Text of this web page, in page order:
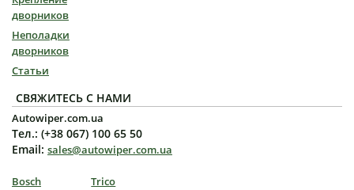
дворников
Неполадки
дворников
Статьи
СВЯЖИТЕСЬ С НАМИ
Autowiper.com.ua
Тел.: (+38 067) 100 65 50
Email: sales@autowiper.com.ua
Bosch
Trico